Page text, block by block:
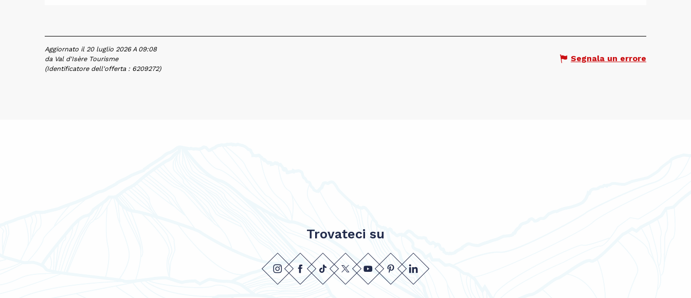
Aggiornato il 20 luglio 2026 A 09:08
da Val d'Isère Tourisme
(Identificatore dell'offerta : 6209272)
Segnala un errore
Trovateci su